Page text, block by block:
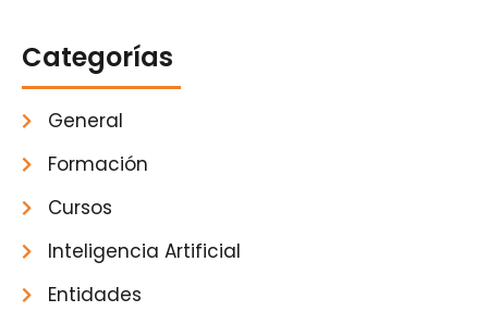
Categorías
General
Formación
Cursos
Inteligencia Artificial
Entidades